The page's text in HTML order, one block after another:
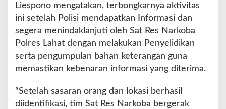
a
b
u
Liespono mengatakan, terbongkarnya aktivitas
ini setelah Polisi mendapatkan Informasi dan
segera menindaklanjuti oleh Sat Res Narkoba
Polres Lahat dengan melakukan Penyelidikan
serta pengumpulan bahan keterangan guna
memastikan kebenaran informasi yang diterima.
“Setelah sasaran orang dan lokasi berhasil
diidentifikasi, tim Sat Res Narkoba bergerak